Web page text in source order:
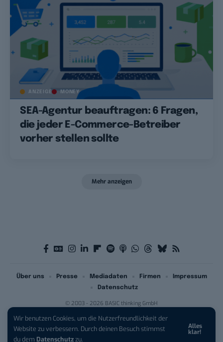
Wir benutzen Cookies, um die Nutzerfreundlichkeit der
Website zu verbessern. Durch deinen Besuch stimmst
du dem Datenschutzzu.
Alles
klar!
ANZEIGE MONEY
SEA-Agentur beauftragen: 6 Fragen,
die jeder E-Commerce-Betreiber
vorher stellen sollte
Mehr anzeigen
© 2003 - 2026 BASIC thinking GmbH
Über uns Presse Mediadaten Firmen
Impressum
Datenschutz
iPhone 17 Pro sichern:Für 1 € +
200 € Hardware-Bonus!